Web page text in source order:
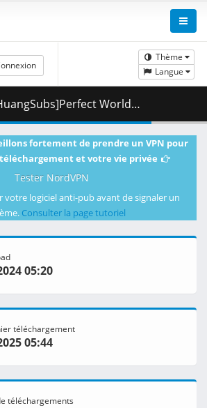
Thème
Langue
of Fire_Part1 [1080p].mkv.001 ( 379.91 MB )
fortement de prendre un VPN pour
et votre vie privée
Tester NordVPN
votre logiciel anti-pub avant de signaler un
Consulter la page tutoriel
05:20
téléchargement
05:44
téléchargements